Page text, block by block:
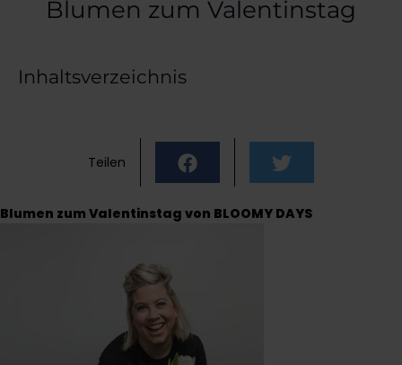
Blumen zum Valentinstag
Inhaltsverzeichnis
Teilen
Blumen zum Valentinstag von BLOOMY DAYS